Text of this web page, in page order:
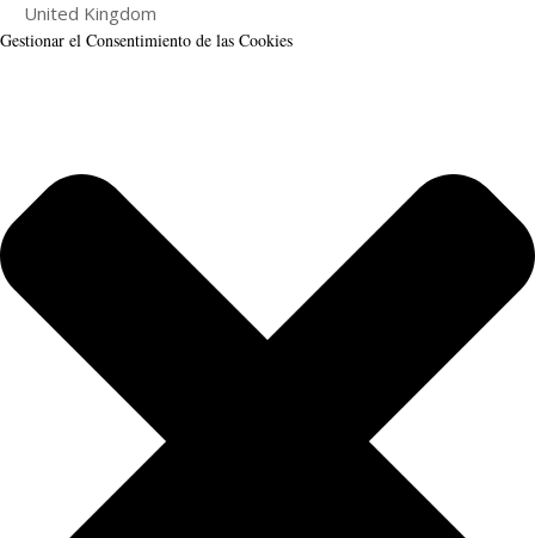
United Kingdom
Gestionar el Consentimiento de las Cookies